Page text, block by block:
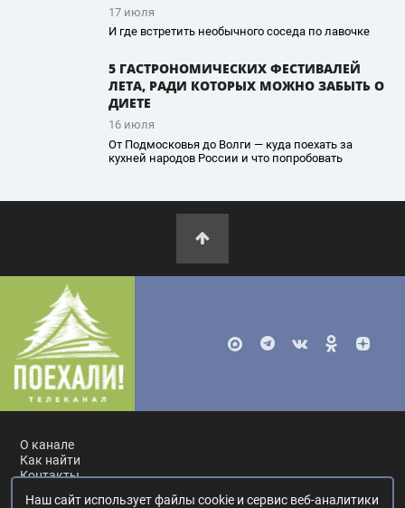
17 июля
И где встретить необычного соседа по лавочке
5 ГАСТРОНОМИЧЕСКИХ ФЕСТИВАЛЕЙ
ЛЕТА, РАДИ КОТОРЫХ МОЖНО ЗАБЫТЬ О
ДИЕТЕ
16 июля
От Подмосковья до Волги — куда поехать за
кухней народов России и что попробовать
О канале
Как найти
Контакты
Наш сайт использует файлы cookie и сервис веб-аналитики